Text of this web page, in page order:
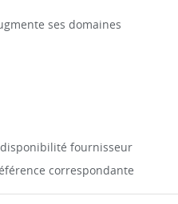
ses domaines
fournisseur
correspondante